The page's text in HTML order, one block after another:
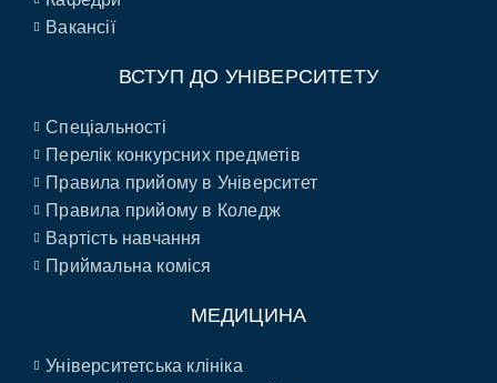
Вакансії
ВСТУП ДО УНІВЕРСИТЕТУ
Спеціальності
Перелік конкурсних предметів
Правила прийому в Університет
Правила прийому в Коледж
Вартість навчання
Приймальна коміся
МЕДИЦИНА
Університетська клініка